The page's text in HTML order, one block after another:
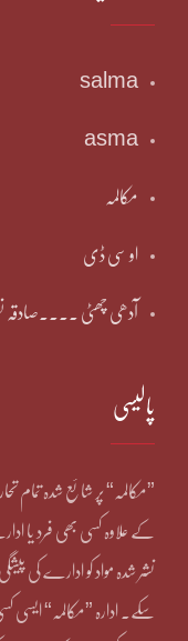
salma
asma
مکالمہ
او سی ڈی
آدھی چھٹی ۔۔۔۔صادقہ
پالیسی
”مکالمہ“ پر شائع شدہ تمام
کے علاوہ کسی بھی فرد یا
نشر شدہ مواد کو ادارے کی
سکے۔ ادارہ ”مکالمہ“ ایسی